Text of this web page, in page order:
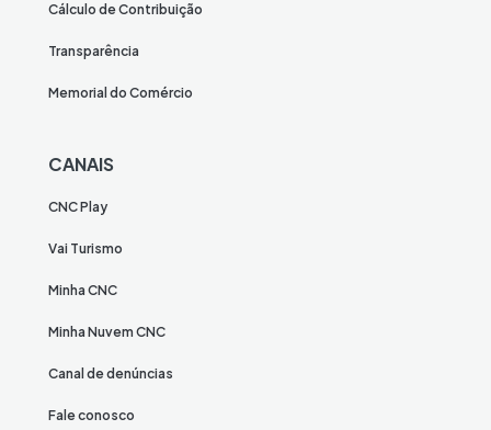
Cálculo de Contribuição
Transparência
Memorial do Comércio
CANAIS
CNC Play
Vai Turismo
Minha CNC
Minha Nuvem CNC
Canal de denúncias
Fale conosco